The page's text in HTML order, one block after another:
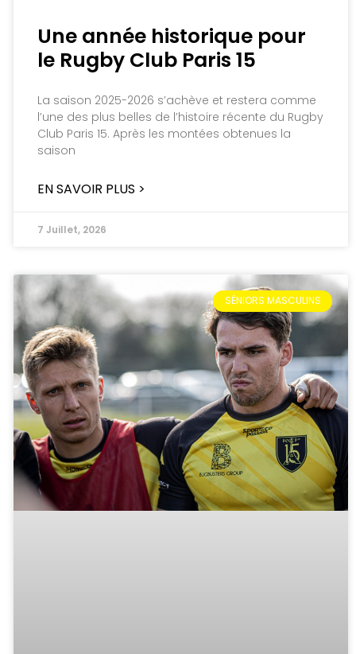
Une année historique pour
le Rugby Club Paris 15
La saison 2025-2026 s’achève et restera comme
l’une des plus belles de l’histoire récente du Rugby
Club Paris 15. Après les montées obtenues la
saison
EN SAVOIR PLUS >
7 Juillet, 2026
SÉNIORS MASCULINS